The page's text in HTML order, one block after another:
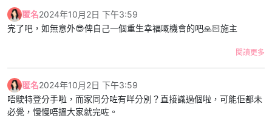
匿名2024年10月2日 下午3:59
完了吧，如無意外😎俾自己一個重生幸福嘅機會的吧🙏🏻施主
閱讀更多
匿名2024年10月2日 下午3:59
唔駛特登分手啦，而家同分咗有咩分別？直接識過個啦，可能佢都未
必覺，慢慢唔搵大家就完咗。